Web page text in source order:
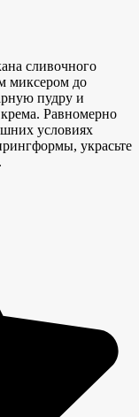
сливочного
миксером до
пудру и
Равномерно
условиях
украсьте